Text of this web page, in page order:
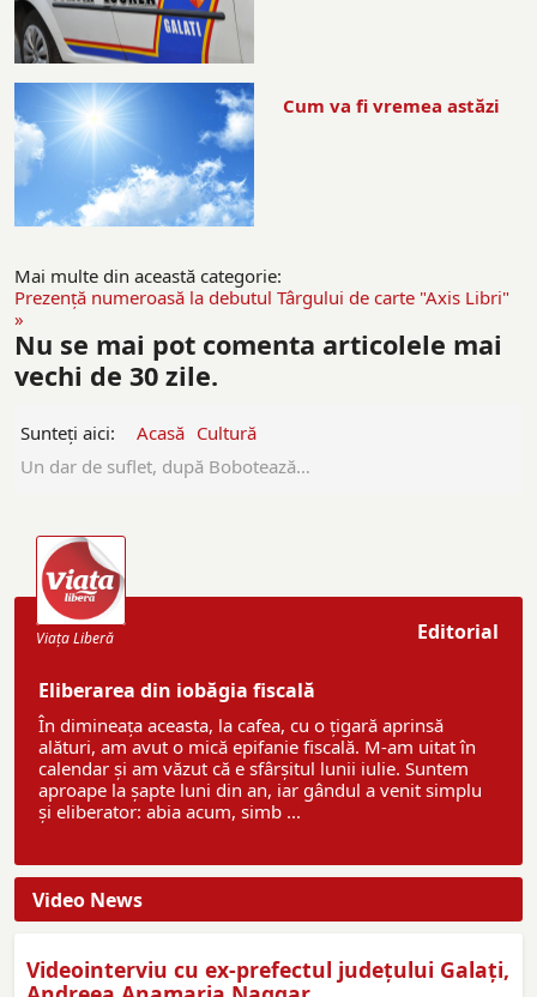
Cum va fi vremea astăzi
Mai multe din această categorie:
Prezenţă numeroasă la debutul Târgului de carte "Axis Libri"
»
Nu se mai pot comenta articolele mai
vechi de 30 zile.
Sunteți aici: Acasă Cultură
Un dar de suflet, după Bobotează…
Editorial
Viaţa Liberă
Eliberarea din iobăgia fiscală
În dimineața aceasta, la cafea, cu o țigară aprinsă
alături, am avut o mică epifanie fiscală. M-am uitat în
calendar și am văzut că e sfârșitul lunii iulie. Suntem
aproape la șapte luni din an, iar gândul a venit simplu
și eliberator: abia acum, simb ...
Video News
Videointerviu cu ex-prefectul judeţului Galaţi,